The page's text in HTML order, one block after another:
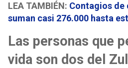
LEA TAMBIÉN: Contagios de
suman casi 276.000 hasta
Las personas que
vida son dos del